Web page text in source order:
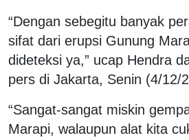
“Dengan sebegitu banyak
sifat dari erupsi Gunung
dideteksi ya,” ucap Hendra
pers di Jakarta, Senin (4/12/
“Sangat-sangat miskin
Marapi, walaupun alat kita